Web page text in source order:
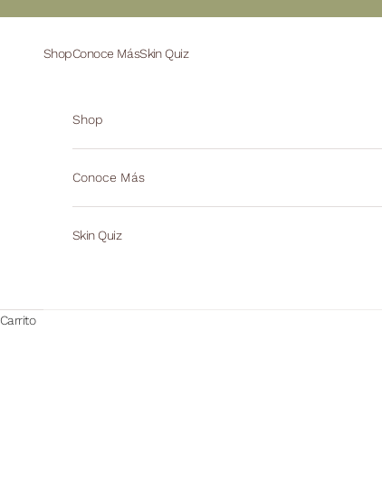
ShopConoce MásSkin Quiz
Shop
Conoce Más
Skin Quiz
Carrito